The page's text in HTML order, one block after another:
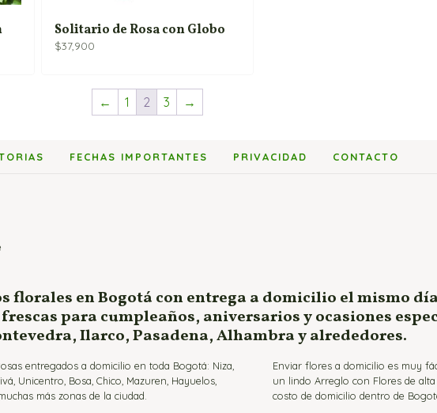
Solitario de Rosa con Globo
$37,900
← 1 2 3 →
FECHAS IMPORTANTES PRIVACIDAD CONTACTO
florales en Bogotá con entrega a domicilio el mismo
para cumpleaños, aniversarios y ocasiones
Ilarco, Pasadena, Alhambra y alrededores.
entregados a domicilio en toda Bogotá: Niza,
Unicentro, Bosa, Chico, Mazuren, Hayuelos,
más zonas de la ciudad.
Enviar flores a domicilio es muy
un lindo Arreglo con Flores de
costo de domicilio dentro de